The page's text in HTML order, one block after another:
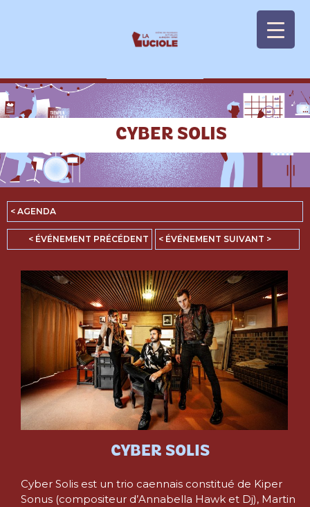
CYBER SOLIS
< AGENDA
< ÉVÉNEMENT PRÉCÉDENT < ÉVÉNEMENT SUIVANT >
CYBER SOLIS
Cyber Solis est un trio caennais constitué de Kiper
Sonus (compositeur d’Annabella Hawk et Dj), Martin